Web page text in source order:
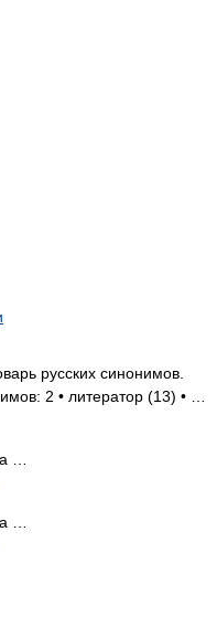
русских синонимов.
2 • литератор (13) • …
…
…